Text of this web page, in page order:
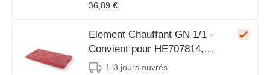
36,89 €
Element Chauffant GN 1/1 -
Convient pour HE707814,
HE707609, HE707999,
1-3 jours ouvrés